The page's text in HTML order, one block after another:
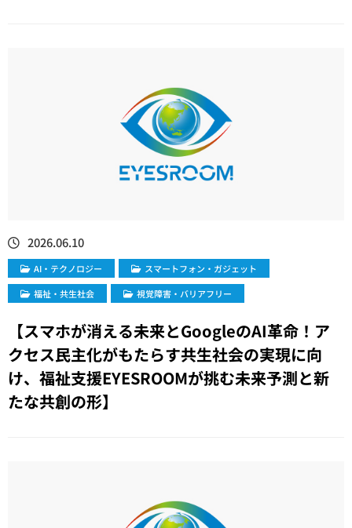
2026.06.10
​AI・テクノロジー
スマートフォン・ガジェット
福祉・共生社会
視覚障害・バリアフリー
【スマホが消える未来とGoogleのAI革命！ア
クセス民主化がもたらす共生社会の実現に向
け、福祉支援EYESROOMが挑む未来予測と新
たな共創の形】